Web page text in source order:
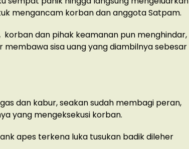
mengancam korban dan anggota Satpam.
korban dan pihak keamanan pun menghindar,
membawa sisa uang yang diambilnya sebesar
dan kabur, seakan sudah membagi peran,
yang mengeksekusi korban.
apes terkena luka tusukan badik dileher